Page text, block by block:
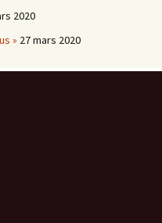
2020
» 27 mars 2020